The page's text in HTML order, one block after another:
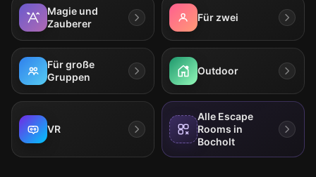
Magie und
Zauberer
Für zwei
Für große
Gruppen
Outdoor
VR
Alle Escape
Rooms in
Bocholt